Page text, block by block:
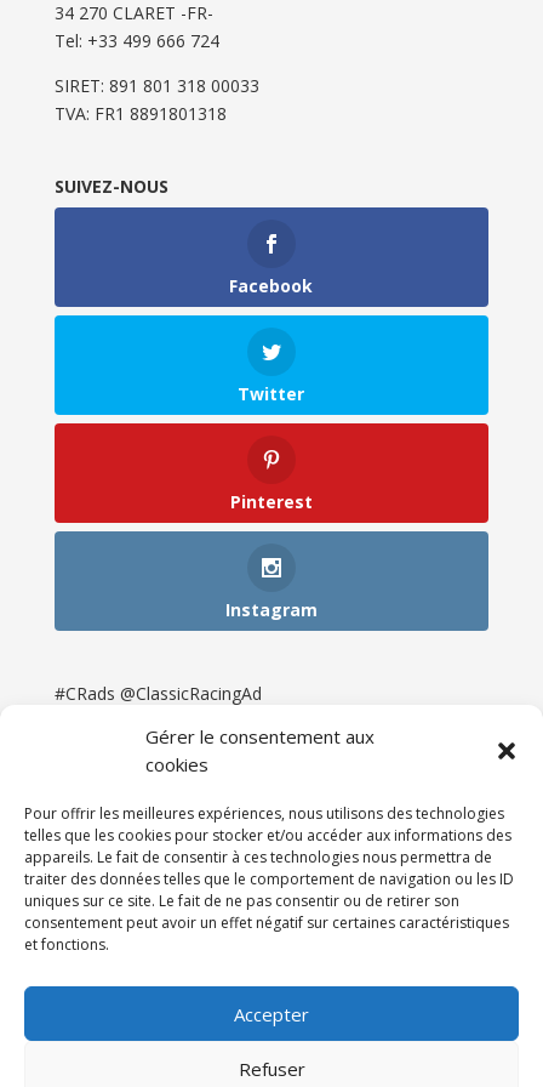
Gérer le consentement aux
cookies
Pour offrir les meilleures expériences, nous utilisons des technologies
telles que les cookies pour stocker et/ou accéder aux informations des
appareils. Le fait de consentir à ces technologies nous permettra de
traiter des données telles que le comportement de navigation ou les ID
uniques sur ce site. Le fait de ne pas consentir ou de retirer son
consentement peut avoir un effet négatif sur certaines caractéristiques
et fonctions.
Accepter
Refuser
34 270 CLARET -FR-
Tel: ‭+33 499 666 724‬
SIRET: 891 801 318 00033
TVA: FR1 8891801318
SUIVEZ-NOUS
Facebook
Twitter
Pinterest
Instagram
#CRads @ClassicRacingAd
Newsletter & Presse
Partenaires
Tarifs
Espace Client